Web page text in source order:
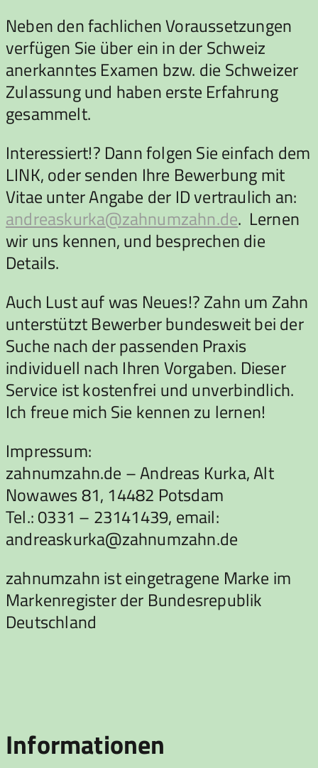
Neben den fachlichen Voraussetzungen
verfügen Sie über ein in der Schweiz
anerkanntes Examen bzw. die Schweizer
Zulassung und haben erste Erfahrung
gesammelt.
Interessiert!? Dann folgen Sie einfach dem
LINK, oder senden Ihre Bewerbung mit
Vitae unter Angabe der ID vertraulich an:
andreaskurka@zahnumzahn.de. Lernen
wir uns kennen, und besprechen die
Details.
Auch Lust auf was Neues!? Zahn um Zahn
unterstützt Bewerber bundesweit bei der
Suche nach der passenden Praxis
individuell nach Ihren Vorgaben. Dieser
Service ist kostenfrei und unverbindlich.
Ich freue mich Sie kennen zu lernen!
Impressum:
zahnumzahn.de – Andreas Kurka, Alt
Nowawes 81, 14482 Potsdam
Tel.: 0331 – 23141439, email:
andreaskurka@zahnumzahn.de
zahnumzahn ist eingetragene Marke im
Markenregister der Bundesrepublik
Deutschland
Informationen